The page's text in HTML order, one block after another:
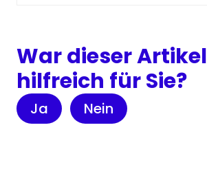
War dieser Artikel
hilfreich für Sie?
Ja Nein